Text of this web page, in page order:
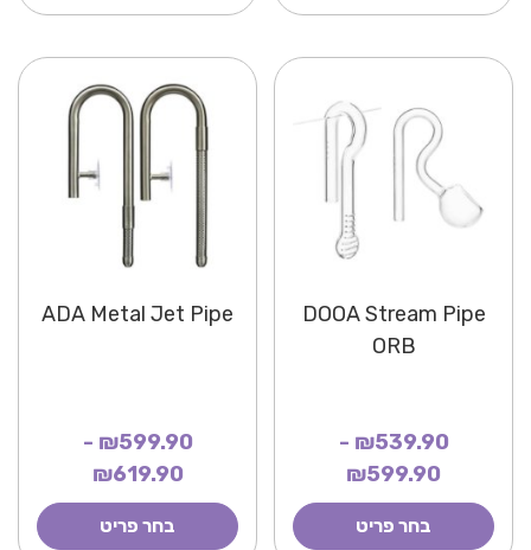
DOOA Stream Pipe
ORB
₪539.90 -
₪599.90
בחר פריט
ADA Metal Jet Pipe
₪599.90 -
₪619.90
בחר פריט